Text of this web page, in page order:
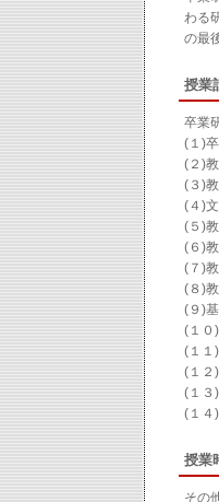
わる
の最
授業
卒業
(１)
(２)
(３)
(４)
(５)
(６)
(７)
(８)
(９)
(１０
(１１
(１２
(１３
(１４
授業
その